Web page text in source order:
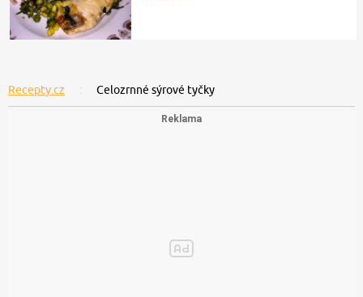
Recepty.cz Celozrnné sýrové tyčky